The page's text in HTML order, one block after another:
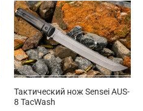
Тактический нож Sensei AUS-
8 TacWash